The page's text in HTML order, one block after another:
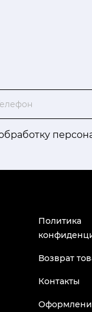
Политика
Возврат
Контакты